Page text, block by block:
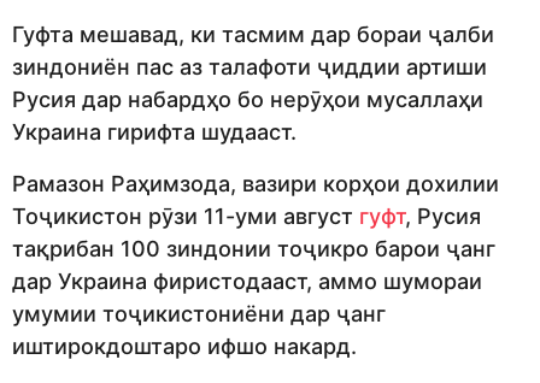
Гуфта мешавад, ки тасмим дар бораи ҷалби
зиндониён пас аз талафоти ҷиддии артиши
Русия дар набардҳо бо нерӯҳои мусаллаҳи
Украина гирифта шудааст.
Рамазон Раҳимзода, вазири корҳои дохилии
Тоҷикистон рӯзи 11-уми август гуфт, Русия
тақрибан 100 зиндонии тоҷикро барои ҷанг
дар Украина фиристодааст, аммо шумораи
умумии тоҷикистониёни дар ҷанг
иштирокдоштаро ифшо накард.